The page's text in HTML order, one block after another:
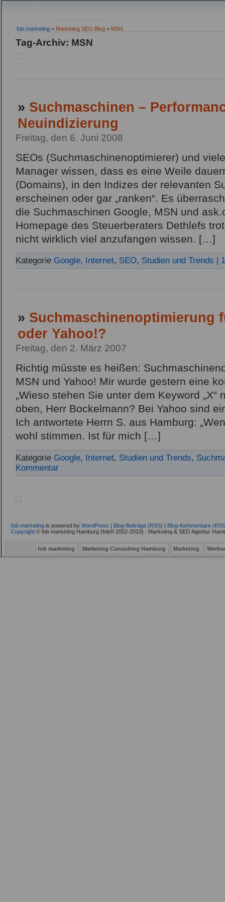
fob marketing > Marketing SEO Blog > MSN
Tag-Archiv: MSN
» Suchmaschinen –
Neuindizierung
Freitag, den 6. Juni 2008
SEOs (Suchmaschinenoptimierer) und
Manager wissen, dass es eine Weile
(Domains), in den Indizes der relevanten
erscheinen oder gar „ranken“. Es
die Suchmaschinen Google, MSN und
Homepage des Steuerberaters Dethlefs
nicht wirklich viel anzufangen wissen. […]
Kategorie Google, Internet, SEO, Studien und Trends |
» Suchmaschinenoptimierung
oder Yahoo!?
Freitag, den 2. März 2007
Richtig müsste es heißen:
MSN und Yahoo! Mir wurde gestern eine
„Wieso stehen Sie unter dem Keyword „X“
oben, Herr Bockelmann? Bei Yahoo sind
Ich antwortete Herrn S. aus Hamburg:
wohl stimmen. Ist für mich […]
Kategorie Google, Internet, Studien und Trends,
Kommentar
fob marketing is powered by WordPress | Blog-Beiträge (RSS) | Blog-Kommentare
Copyright © fob marketing Hamburg (fob® 2002-2010) : Marketing & SEO Agentur
fob marketing Marketing Consulting Hamburg Marketing